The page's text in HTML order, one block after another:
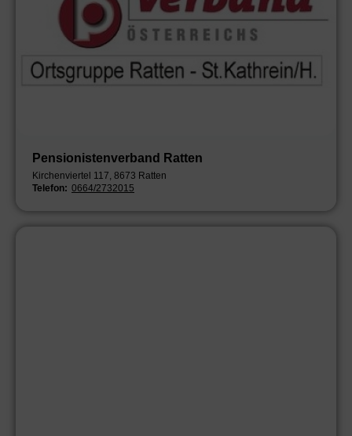
Pensionistenverband Ratten
Kirchenviertel 117, 8673 Ratten
Telefon: 0664/2732015